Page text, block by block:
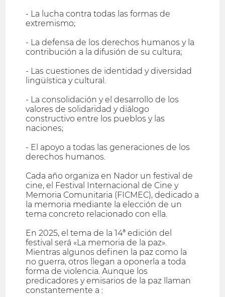
- La lucha contra todas las formas de
extremismo;
- La defensa de los derechos humanos y la
contribución a la difusión de su cultura;
- Las cuestiones de identidad y diversidad
lingüística y cultural.
- La consolidación y el desarrollo de los
valores de solidaridad y diálogo
constructivo entre los pueblos y las
naciones;
- El apoyo a todas las generaciones de los
derechos humanos.
Cada año organiza en Nador un festival de
cine, el Festival Internacional de Cine y
Memoria Comunitaria (FICMEC), dedicado a
la memoria mediante la elección de un
tema concreto relacionado con ella.
En 2025, el tema de la 14ª edición del
festival será «La memoria de la paz».
Mientras algunos definen la paz como la
no guerra, otros llegan a oponerla a toda
forma de violencia. Aunque los
predicadores y emisarios de la paz llaman
constantemente a :